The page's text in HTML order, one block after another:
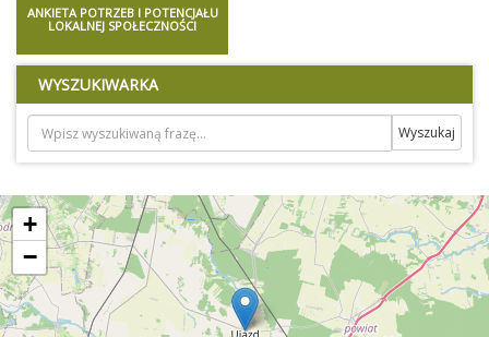
ANKIETA POTRZEB I POTENCJAŁU
LOKALNEJ SPOŁECZNOŚCI
WYSZUKIWARKA
+
−